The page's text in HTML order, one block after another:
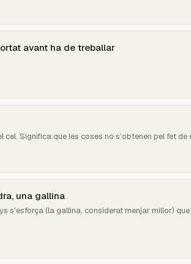
avant ha de treballar
cel. Significa que les coses no s’obtenen pel fet
una gallina
s'esforça (la gallina, considerat menjar millor)